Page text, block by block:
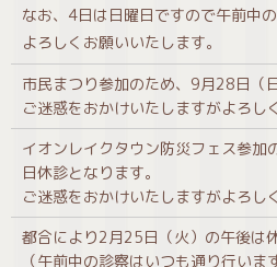
なお、4日は日曜日ですので午前中の
よろしくお願いいたします。
市民まつり参加のため、9月28日（
ご迷惑をおかけいたしますがよろし
イオンレイクタウン防災フェス参
日休診となります。
ご迷惑をおかけいたしますがよろし
都合により2月25日（火）の午後は
（午前中の診察はいつも通り行いま